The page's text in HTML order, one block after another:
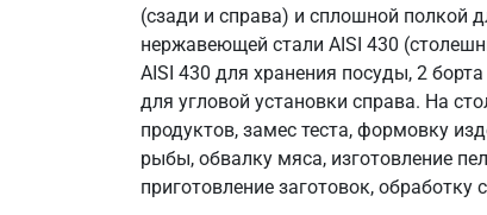
(сзади и справа) и сплошной полкой
нержавеющей стали AISI 430
AISI 430 для хранения посуды, 2
для угловой установки справа. На
продуктов, замес теста, формовку
рыбы, обвалку мяса, изготовление
приготовление заготовок,